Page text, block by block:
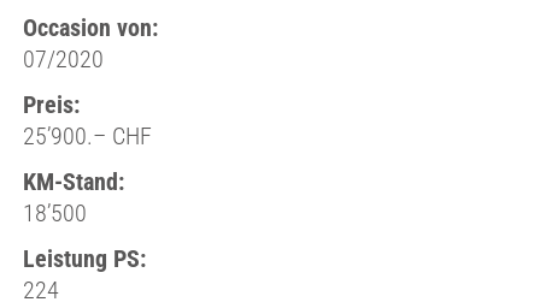
Occasion von:
07/2020
Preis:
25’900.– CHF
KM-Stand:
18’500
Leistung PS:
224